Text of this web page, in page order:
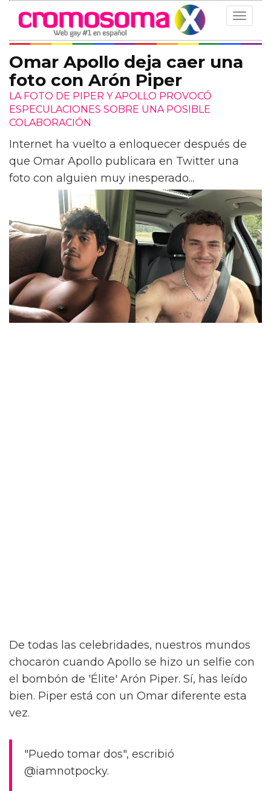
Toggle
Omar Apollo deja caer una
foto con Arón Piper
LA FOTO DE PIPER Y APOLLO PROVOCÓ
ESPECULACIONES SOBRE UNA POSIBLE
COLABORACIÓN
Internet ha vuelto a enloquecer después de
que Omar Apollo publicara en Twitter una
foto con alguien muy inesperado...
De todas las celebridades, nuestros mundos
chocaron cuando Apollo se hizo un selfie con
el bombón de 'Élite' Arón Piper. Sí, has leído
bien. Piper está con un Omar diferente esta
vez.
"Puedo tomar dos", escribió
@iamnotpocky.